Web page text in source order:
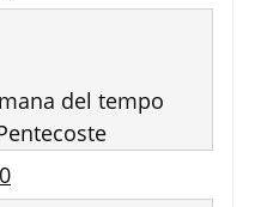
del tempo